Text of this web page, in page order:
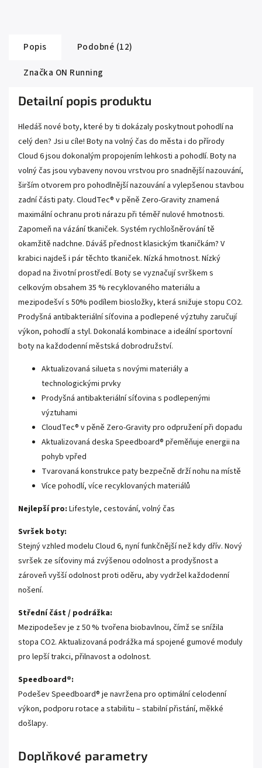
Popis
Podobné (12)
Značka ON Running
Detailní popis produktu
Hledáš nové boty, které by ti dokázaly poskytnout pohodlí na
celý den? Jsi u cíle! Boty na volný čas do města i do přírody
Cloud 6 jsou dokonalým propojením lehkosti a pohodlí. Boty na
volný čas jsou vybaveny novou vrstvou pro snadnější nazouvání,
širším otvorem pro pohodlnější nazouvání a vylepšenou stavbou
zadní části paty. CloudTec® v pěně Zero-Gravity znamená
maximální ochranu proti nárazu při téměř nulové hmotnosti.
Zapomeň na vázání tkaniček. Systém rychlošněrování tě
okamžitě nadchne. Dáváš přednost klasickým tkaničkám? V
krabici najdeš i pár těchto tkaniček. Nízká hmotnost. Nízký
dopad na životní prostředí. Boty se vyznačují svrškem s
celkovým obsahem 35 % recyklovaného materiálu a
mezipodešví s 50% podílem biosložky, která snižuje stopu CO2.
Prodyšná antibakteriální síťovina a podlepené výztuhy zaručují
výkon, pohodlí a styl. Dokonalá kombinace a ideální sportovní
boty na každodenní městská dobrodružství.
Aktualizovaná silueta s novými materiály a
technologickými prvky
Prodyšná antibakteriální síťovina s podlepenými
výztuhami
CloudTec® v pěně Zero-Gravity pro odpružení při dopadu
Aktualizovaná deska Speedboard® přeměňuje energii na
pohyb vpřed
Tvarovaná konstrukce paty bezpečně drží nohu na místě
Více pohodlí, více recyklovaných materiálů
Nejlepší pro: Lifestyle, cestování, volný čas
Svršek boty:
Stejný vzhled modelu Cloud 6, nyní funkčnější než kdy dřív. Nový
svršek ze síťoviny má zvýšenou odolnost a prodyšnost a
zároveň vyšší odolnost proti oděru, aby vydržel každodenní
nošení.
Střední část / podrážka:
Mezipodešev je z 50 % tvořena biobavlnou, čímž se snížila
stopa CO2. Aktualizovaná podrážka má spojené gumové moduly
pro lepší trakci, přilnavost a odolnost.
Speedboard®:
Podešev Speedboard® je navržena pro optimální celodenní
výkon, podporu rotace a stabilitu – stabilní přistání, měkké
došlapy.
Doplňkové parametry